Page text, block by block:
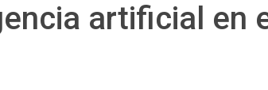
artificial en